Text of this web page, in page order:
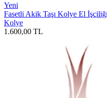
Yeni
Fasetli Akik Taşı Kolye El
Kolye
1.600,00 TL